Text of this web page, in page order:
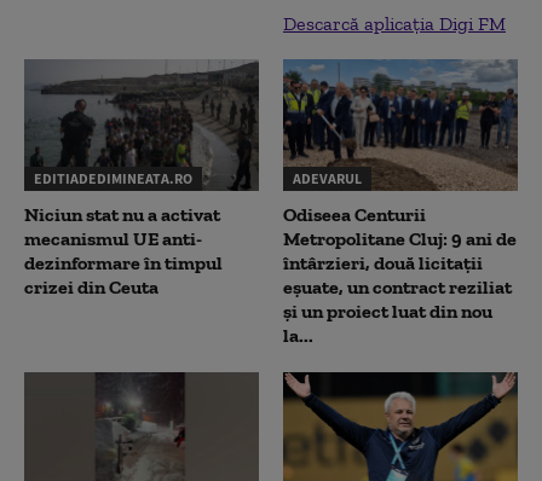
Descarcă aplicația Digi FM
EDITIADEDIMINEATA.RO
Niciun stat nu a activat
mecanismul UE anti-
dezinformare în timpul
crizei din Ceuta
ADEVARUL
Odiseea Centurii
Metropolitane Cluj: 9 ani de
întârzieri, două licitații
eșuate, un contract reziliat
și un proiect luat din nou
la...